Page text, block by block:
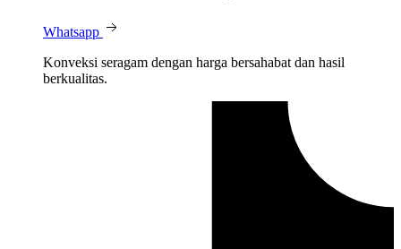
Whatsapp
Konveksi seragam dengan harga bersahabat dan hasil
berkualitas.